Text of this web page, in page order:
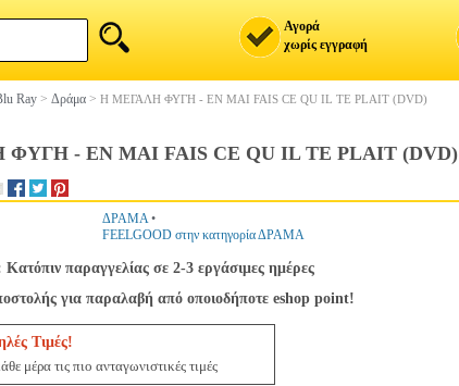
Αγορά
χωρίς εγγραφή
Ray > Δράμα > Η ΜΕΓΑΛΗ ΦΥΓΗ - EN MAI FAIS CE QU IL TE PLAIT (DVD)
- EN MAI FAIS CE QU IL TE PLAIT (DVD)
ΔΡΑΜΑ•
FEELGOOD στην κατηγορία ΔΡΑΜΑ
Κατόπιν παραγγελίας σε 2-3 εργάσιμες ημέρες
για παραλαβή από οποιοδήποτε eshop point!
Τιμές!
μέρα τις πιο ανταγωνιστικές τιμές